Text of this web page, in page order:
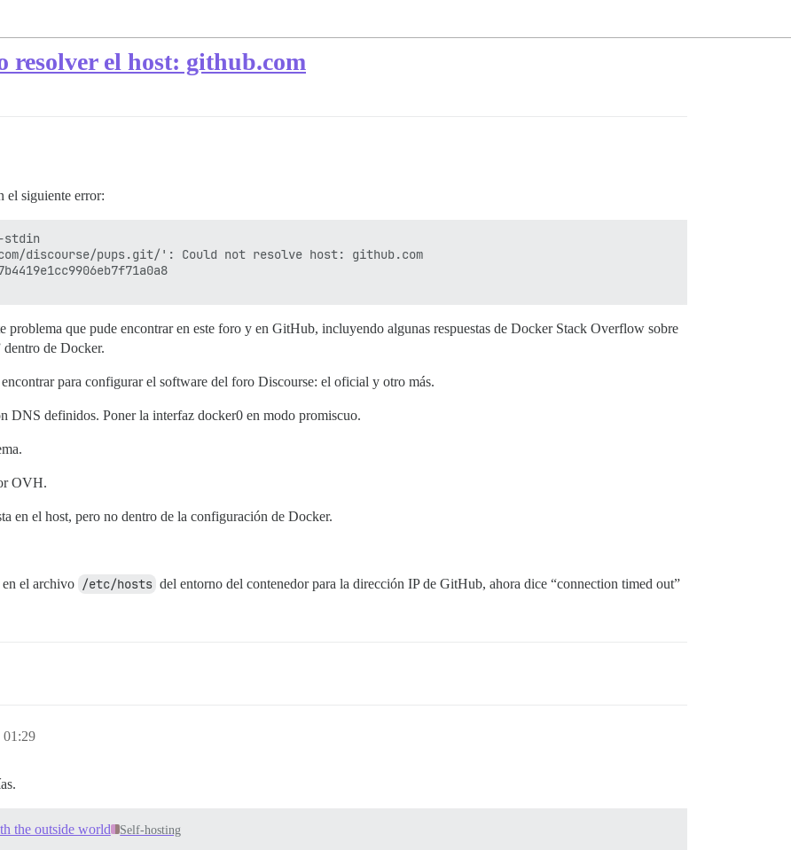
resolver el host: github.com
el siguiente error:
stdin
discourse/pups.git/': Could not resolve host: github.com
problema que pude encontrar en este foro y en GitHub, incluyendo algunas respuestas de Docker Stack Overflow sobre
de Docker.
para configurar el software del foro Discourse: el oficial y otro más.
DNS definidos. Poner la interfaz docker0 en modo promiscuo.
OVH.
en el host, pero no dentro de la configuración de Docker.
en el archivo /etc/hosts del entorno del contenedor para la dirección IP de GitHub, ahora dice “connection timed out”
01:29
the outside world Self-hosting